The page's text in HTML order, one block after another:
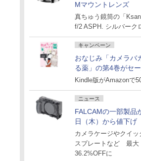
Mマウントレンズ
真ちゅう鏡筒の「
f/2 ASPH. シルバーク
キャンペーン
おなじみ「カメラバ
る薬」の第4巻がセ
Kindle版がAmazonで
ニュース
FALCAMの一部製品
日（木）から値下げ
カメラケージやクイッ
スプレートなど 最大
36.2%OFFに